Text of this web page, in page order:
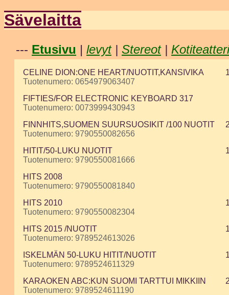
Sävelaitta
--- Etusivu | levyt| Stereot| Kotiteatteri
CELINE DION:ONE HEART/NUOTIT,KANSIVIKA
Tuotenumero: 0654979063407
FIFTIES/FOR ELECTRONIC KEYBOARD 317
Tuotenumero: 0073999430943
FINNHITS,SUOMEN SUURSUOSIKIT /100 NUOTIT
Tuotenumero: 9790550082656
HITIT/50-LUKU NUOTIT
Tuotenumero: 9790550081666
HITS 2008
Tuotenumero: 9790550081840
HITS 2010
Tuotenumero: 9790550082304
HITS 2015 /NUOTIT
Tuotenumero: 9789524613026
ISKELMÄN 50-LUKU HITIT/NUOTIT
Tuotenumero: 9789524611329
KARAOKEN ABC:KUN SUOMI TARTTUI MIKKIIN
Tuotenumero: 9789524611190